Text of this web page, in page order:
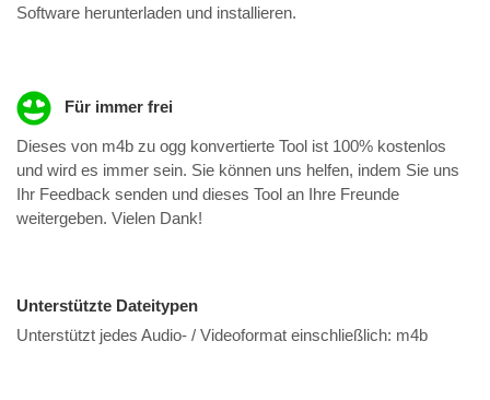
Software herunterladen und installieren.
Für immer frei
Dieses von m4b zu ogg konvertierte Tool ist 100% kostenlos
und wird es immer sein. Sie können uns helfen, indem Sie uns
Ihr Feedback senden und dieses Tool an Ihre Freunde
weitergeben. Vielen Dank!
Unterstützte Dateitypen
Unterstützt jedes Audio- / Videoformat einschließlich: m4b